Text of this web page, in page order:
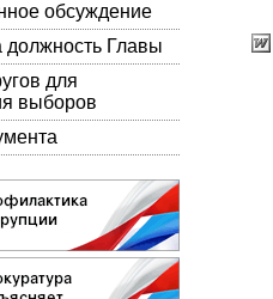
обсуждение
должность Главы
для
выборов